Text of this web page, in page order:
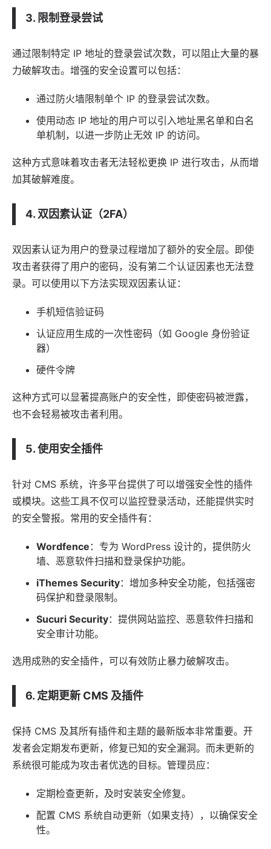
3. 限制登录尝试
通过限制特定 IP 地址的登录尝试次数，可以阻止大量的暴
力破解攻击。增强的安全设置可以包括：
通过防火墙限制单个 IP 的登录尝试次数。
使用动态 IP 地址的用户可以引入地址黑名单和白名
单机制，以进一步防止无效 IP 的访问。
这种方式意味着攻击者无法轻松更换 IP 进行攻击，从而增
加其破解难度。
4. 双因素认证（2FA）
双因素认证为用户的登录过程增加了额外的安全层。即使
攻击者获得了用户的密码，没有第二个认证因素也无法登
录。可以使用以下方法实现双因素认证：
手机短信验证码
认证应用生成的一次性密码（如 Google 身份验证
器）
硬件令牌
这种方式可以显著提高账户的安全性，即使密码被泄露，
也不会轻易被攻击者利用。
5. 使用安全插件
针对 CMS 系统，许多平台提供了可以增强安全性的插件
或模块。这些工具不仅可以监控登录活动，还能提供实时
的安全警报。常用的安全插件有：
Wordfence ：专为 WordPress 设计的，提供防火
墙、恶意软件扫描和登录保护功能。
iThemes Security：增加多种安全功能，包括强密
码保护和登录限制。
Sucuri Security：提供网站监控、恶意软件扫描和
安全审计功能。
选用成熟的安全插件，可以有效防止暴力破解攻击。
6. 定期更新 CMS 及插件
保持 CMS 及其所有插件和主题的最新版本非常重要。开
发者会定期发布更新，修复已知的安全漏洞。而未更新的
系统很可能成为攻击者优选的目标。管理员应：
定期检查更新，及时安装安全修复。
配置 CMS 系统自动更新（如果支持），以确保安全
性。